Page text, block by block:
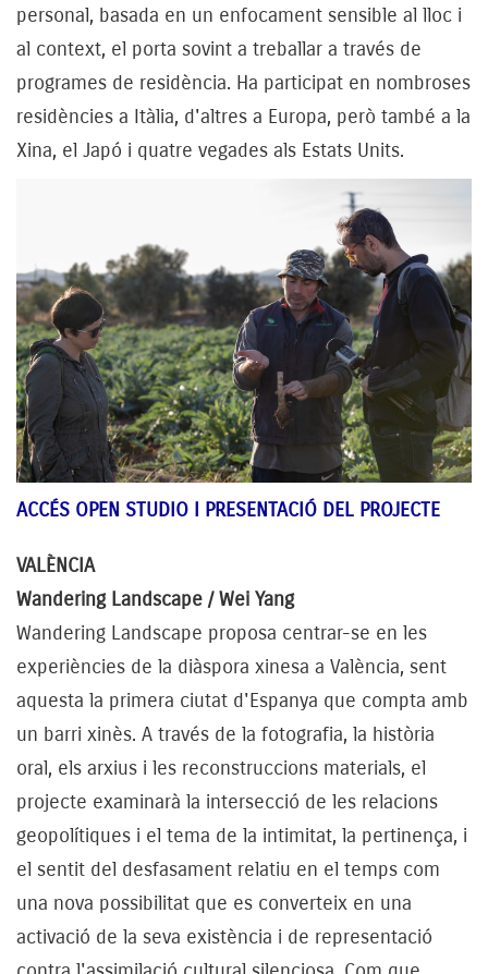
personal, basada en un enfocament sensible al lloc i
al context, el porta sovint a treballar a través de
programes de residència. Ha participat en nombroses
residències a Itàlia, d'altres a Europa, però també a la
Xina, el Japó i quatre vegades als Estats Units.
ACCÉS OPEN STUDIO I PRESENTACIÓ DEL PROJECTE
VALÈNCIA
Wandering Landscape / Wei Yang
Wandering Landscape proposa centrar-se en les
experiències de la diàspora xinesa a València, sent
aquesta la primera ciutat d'Espanya que compta amb
un barri xinès. A través de la fotografia, la història
oral, els arxius i les reconstruccions materials, el
projecte examinarà la intersecció de les relacions
geopolítiques i el tema de la intimitat, la pertinença, i
el sentit del desfasament relatiu en el temps com
una nova possibilitat que es converteix en una
activació de la seva existència i de representació